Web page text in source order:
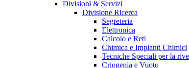
Divisioni & Servizi
Divisione Ricerca
Segreteria
Elettronica
Calcolo e Reti
Chimica e Impianti Chimici
Tecniche Speciali per la
Criogenia e Vuoto